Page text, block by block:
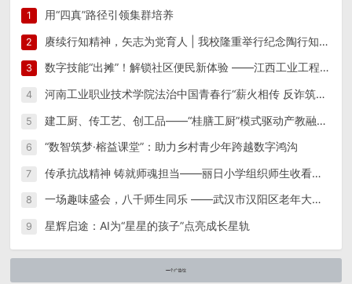
1 用“四真”路径引领集群培养
2 赓续行知精神，矢志为党育人 | 我校隆重举行纪念陶行知先生逝世八十周年活动
3 数字技能“出摊”！解锁社区便民新体验 ——江西工业工程职业技术学院信息工程学院“星火筑梦”实践团 一站式便民志愿服务
4 河南工业职业技术学院法治中国青春行“薪火相传 反诈筑防”实践团开展反诈宣传教育系列活动
5 建工厨、传工艺、创工品——“桂膳工厨”模式驱动产教融合创新实践
6 “数智筑梦·榕益课堂”：助力乡村青少年跨越数字鸿沟
7 传承抗战精神 铸就师魂担当——丽日小学组织师生收看纪念中国人民抗日战争暨世界反法西斯战争胜利80周年阅兵仪式
8 一场趣味盛会，八千师生同乐 ——武汉市汉阳区老年大学隆重举办第15届趣味运动会
9 星辉启途：AI为“星星的孩子”点亮成长星轨